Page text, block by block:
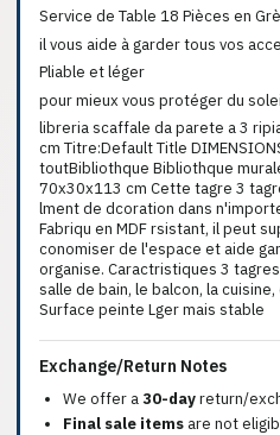
Service de Table 18 Pièces en
il vous aide à garder tous vos
Pliable et léger
pour mieux vous protéger du
libreria scaffale da parete a 3
cm Titre:Default Title
toutBibliothque Bibliothque
70x30x113 cm Cette tagre 3
lment de dcoration dans
Fabriqu en MDF rsistant, il peut
conomiser de l'espace et aide
organise. Caractristiques 3
salle de bain, le balcon, la
Surface peinte Lger mais stable
Exchange/Return Notes
We offer a30-dayreturn/
Final sale items are not